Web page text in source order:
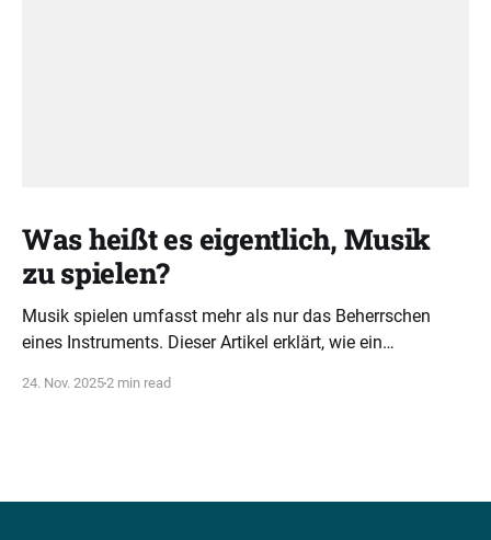
Was heißt es eigentlich, Musik
zu spielen?
Musik spielen umfasst mehr als nur das Beherrschen
eines Instruments. Dieser Artikel erklärt, wie ein
Rhythmus musikalische Intelligenz fördert.
24. Nov. 20252 min read